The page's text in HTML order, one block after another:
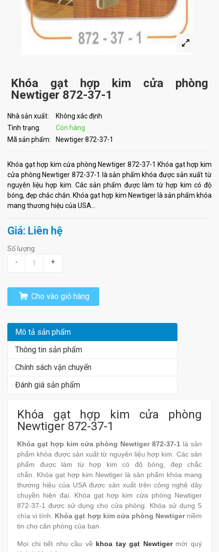
Khóa gạt hợp kim cửa phòng
Newtiger 872-37-1
Nhà sản xuất:
Không xác định
Tình trạng:
Còn hàng
Mã sản phẩm:
Newtiger 872-37-1
Khóa gạt hợp kim cửa phòng Newtiger 872-37-1 Khóa gạt hợp kim
cửa phòng Newtiger 872-37-1 là sản phẩm khóa được sản xuất từ
nguyên liệu hợp kim. Các sản phẩm được làm từ hợp kim có độ
bóng, đẹp chắc chắn. Khóa gạt hợp kim Newtiger là sản phẩm khóa
mang thương hiệu của USA...
Giá: Liên hệ
Số lượng:
-
+
Cho vào giỏ hàng
Mô tả sản phẩm
Thông tin sản phẩm
Chính sách vận chuyển
Đánh giá sản phẩm
Khóa gạt hợp kim cửa phòng
Newtiger 872-37-1
Khóa gạt hợp kim cửa phòng Newtiger 872-37-1 là sản
phẩm khóa được sản xuất từ nguyên liệu hợp kim. Các sản
phẩm được làm từ hợp kim có độ bóng, đẹp chắc
chắn. Khóa gạt hợp kim Newtiger là sản phẩm khóa mang
thương hiệu của USA được sản xuất trên công nghệ dây
chuyền hiện đại. Khóa gạt hợp kim cửa phòng Newtiger
872-37-1 được sử dụng cho cửa phòng. Khóa sử dụng 5
chìa vi tính. Khóa gạt hợp kim cửa phòng Newtiger niềm
tin cho căn phòng của bạn
Mọi chi tiết nhu cầu về khoa tay gạt Newtiger mời quý